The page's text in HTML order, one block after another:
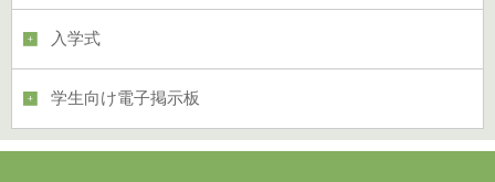
入学式
学生向け電子掲示板